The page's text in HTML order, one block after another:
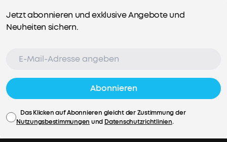
Jetzt abonnieren und exklusive Angebote und
Neuheiten sichern.
Abonnieren
Das Klicken auf Abonnieren gleicht der Zustimmung der
Nutzungsbestimmungen und Datenschutzrichtlinien.